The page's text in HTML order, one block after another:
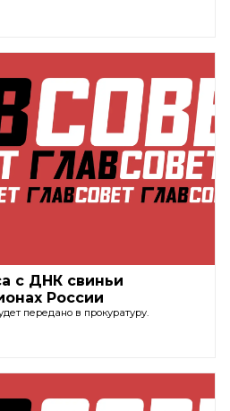
с ДНК свиньи
России
передано в прокуратуру.